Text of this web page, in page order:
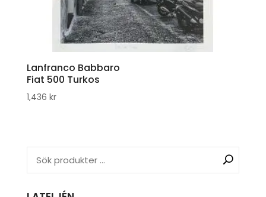
Lanfranco Babbaro
Fiat 500 Turkos
1,436 kr